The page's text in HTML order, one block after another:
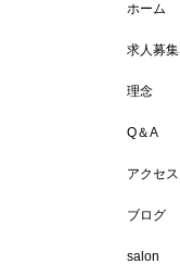
ホーム
求人募集
理念
Q＆A
アクセス
ブログ
salon